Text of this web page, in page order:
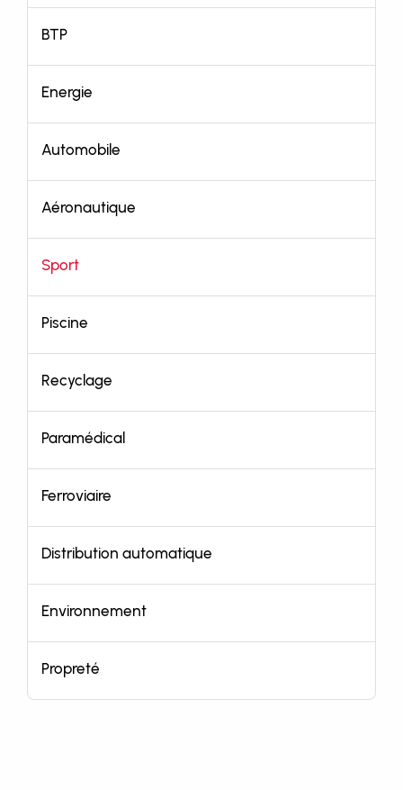
BTP
Energie
Automobile
Aéronautique
Sport
Piscine
Recyclage
Paramédical
Ferroviaire
Distribution automatique
Environnement
Propreté